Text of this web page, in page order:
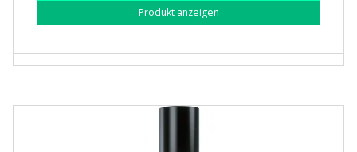
Produkt anzeigen